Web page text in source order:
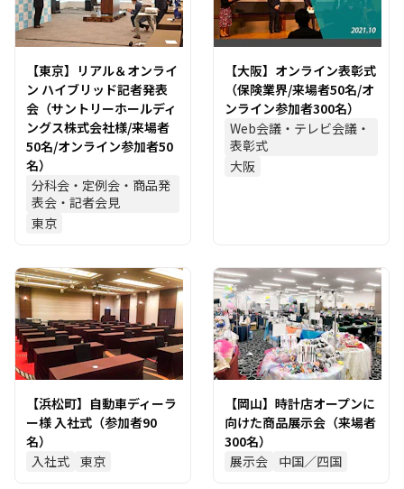
【東京】リアル＆オンライ
ン ハイブリッド記者発表
会（サントリーホールディ
ングス株式会社様/来場者
50名/オンライン参加者50
名）
分科会・定例会・商品発
表会・記者会見
東京
【大阪】オンライン表彰式
（保険業界/来場者50名/オ
ンライン参加者300名）
Web会議・テレビ会議・
表彰式
大阪
【浜松町】自動車ディーラ
ー様 入社式（参加者90
名）
入社式 東京
【岡山】時計店オープンに
向けた商品展示会（来場者
300名）
展示会
中国／四国